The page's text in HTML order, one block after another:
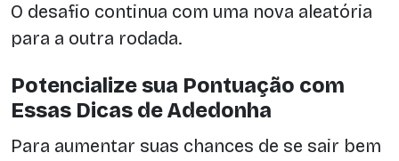
O desafio continua com uma nova aleatória
para a outra rodada.
Potencialize sua Pontuação com
Essas Dicas de Adedonha
Para aumentar suas chances de se sair bem